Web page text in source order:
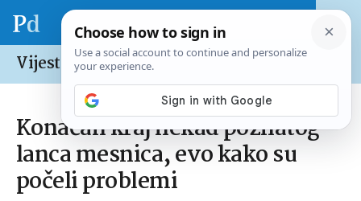
Vijesti /Hrvatska
Konačan kraj nekad poznatog
lanca mesnica, evo kako su
počeli problemi